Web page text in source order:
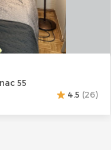
:
55
4.5 (26)